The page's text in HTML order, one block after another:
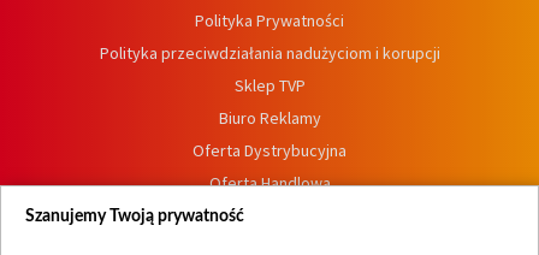
Polityka Prywatności
Polityka przeciwdziałania nadużyciom i korupcji
Sklep TVP
Biuro Reklamy
Oferta Dystrybucyjna
Oferta Handlowa
Dostępność
Szanujemy Twoją prywatność